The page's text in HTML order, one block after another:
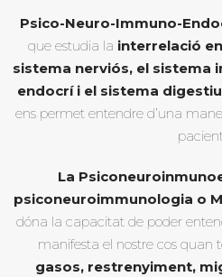
Psico-Neuro-Immuno-
que estudia la interrelació
sistema nerviós, el sistema
endocrí i el sistema digestiu
ens permet entendre d’una
La
psiconeuroimmunologia o
dóna la capacitat de poder
manifesta el nostre cos quan
gasos, restrenyiment,